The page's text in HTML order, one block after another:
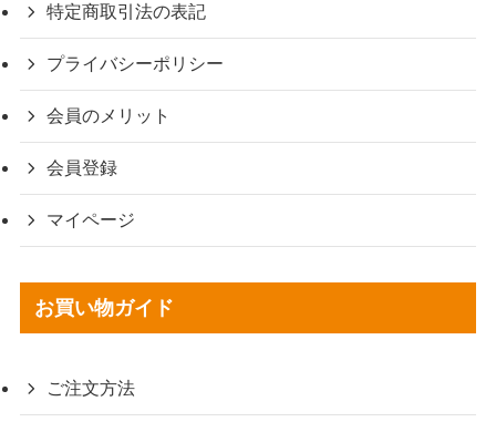
特定商取引法の表記
プライバシーポリシー
会員のメリット
会員登録
マイページ
お買い物ガイド
ご注文方法